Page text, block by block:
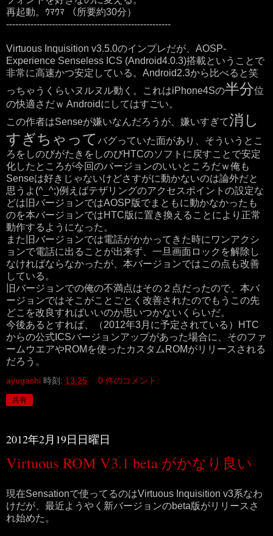
再起動。ｳﾏｳﾏ （所要約30分）
------------------------------------------------------
Virtuous Inquisition v3.5.0のインプレだが、AOSP-
Experience Senseless ICS (Android4.0.3)搭載ということで
非常に高速かつ安定している。Android2.3から比べると笑
っちゃうくらいヌルヌル動く。これはiPhone4Sの半分位
の快適さだｗ Androidにしてはすごい。
この作者はSenseが嫌いなんだろうが、嫌いすぎて消し
すぎちゃって バグっていた面があり、そういうとこ
ろをしのびがたきをしのびHTCのソフトに戻すことで安定
化したところが今回のバージョンのいいところだｗ俺も
Senseは好きじゃないけどさすがに動かないのは論外だと
思うよ(^_^;)例えばテザリングのアクセスポイントの設定な
どは旧バージョンではAOSP版でまともに動かなかったも
のを本バージョンではHTC版に置き換えることにより正常
動作するようになった。
また旧バージョンでは電話がかかってきた時にワンアクシ
ョンで電話に出ることが出来ず、一旦画面ロックを解除し
なければならなかったが、本バージョンではこの点も改善
している。
旧バージョンでの俺の不満点はその２点だったので、本バ
ージョンではそこがことごとく改善されたのでもうこの先
どこを改良すればいいのか思いつかないくらいだ。
今後あるとすれば、（2012年3月に予定されている）HTC
からの公式ICSバージョンアップがあった場合に、そのファ
ームウエアやROMを使ったカスタムROMがリリースされる
だろう。
ayugashi 時刻: 13:25 0 件のコメント:
共有
2012年2月19日日曜日
Virtuous ROM V3.1 beta がかなり良い
現在Sensationで使ってるのはVirtuous Inquisition v3系なわ
けだが、最近ようやく新バージョンのbeta版がリリースさ
れ始めた。